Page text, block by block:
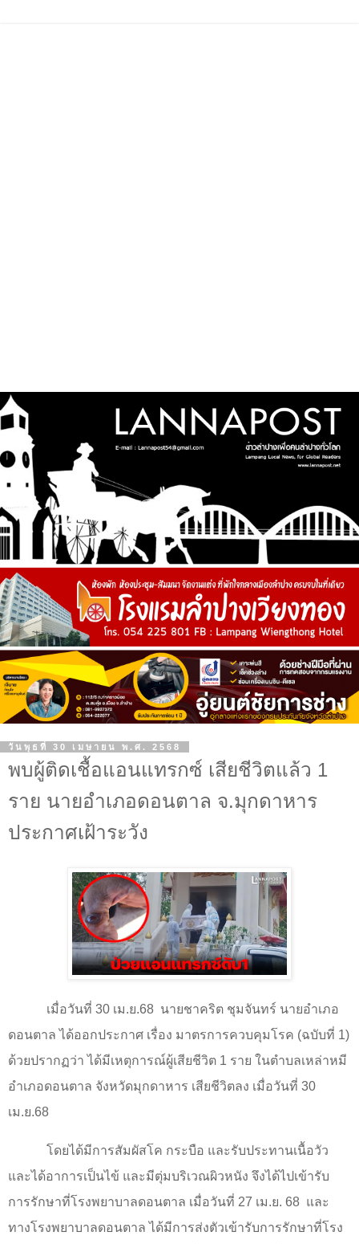
วันพุธที่ 30 เมษายน พ.ศ. 2568
พบผู้ติดเชื้อแอนแทรกซ์ เสียชีวิตแล้ว 1
ราย นายอำเภอดอนตาล จ.มุกดาหาร
ประกาศเฝ้าระวัง
เมื่อวันที่ 30 เม.ย.68 นายชาคริต ชุมจันทร์ นายอำเภอ
ดอนตาล ได้ออกประกาศ เรื่อง มาตรการควบคุมโรค (ฉบับที่ 1)
ด้วยปรากฏว่า ได้มีเหตุการณ์ผู้เสียชีวิต 1 ราย ในตำบลเหล่าหมี
อำเภอดอนตาล จังหวัดมุกดาหาร เสียชีวิตลง เมื่อวันที่ 30
เม.ย.68
โดยได้มีการสัมผัสโค กระบือ และรับประทานเนื้อวัว
และได้อาการเป็นไข้ และมีตุ่มบริเวณผิวหนัง จึงได้ไปเข้ารับ
การรักษาที่โรงพยาบาลดอนตาล เมื่อวันที่ 27 เม.ย. 68 และ
ทางโรงพยาบาลดอนตาล ได้มีการส่งตัวเข้ารับการรักษาที่โรง